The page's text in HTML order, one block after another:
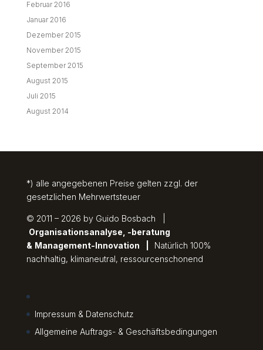
Februar 2016
Januar 2016
Dezember 2015
November 2015
September 2015
August 2015
Juli 2015
August 2014
*) alle angegebenen Preise gelten zzgl. der
gesetzlichen Mehrwertsteuer
© 2011 – 2026 by Guido Bosbach |
Organisationsanalyse, -beratung
& Management-Innovation
Natürlich 100%
nachhaltig, klimaneutral, ressourcenschonend
Impressum & Datenschutz
Allgemeine Auftrags- & Geschäftsbedingungen